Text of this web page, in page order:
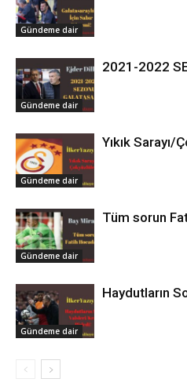
Gündeme dair
Gündeme dair
2021-2022
Gündeme dair
Yıkık Sarayı/
Gündeme dair
Tüm sorun
Gündeme dair
Haydutların